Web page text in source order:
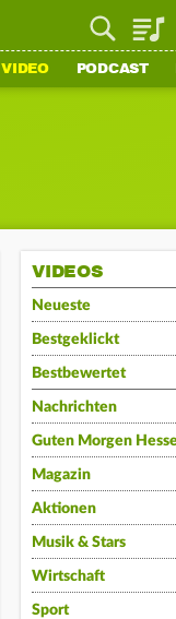
VIDEO PODCAST
VIDEOS
Neueste
Bestgeklickt
Bestbewertet
Nachrichten
Guten Morgen
Magazin
Aktionen
Musik & Stars
Wirtschaft
Sport